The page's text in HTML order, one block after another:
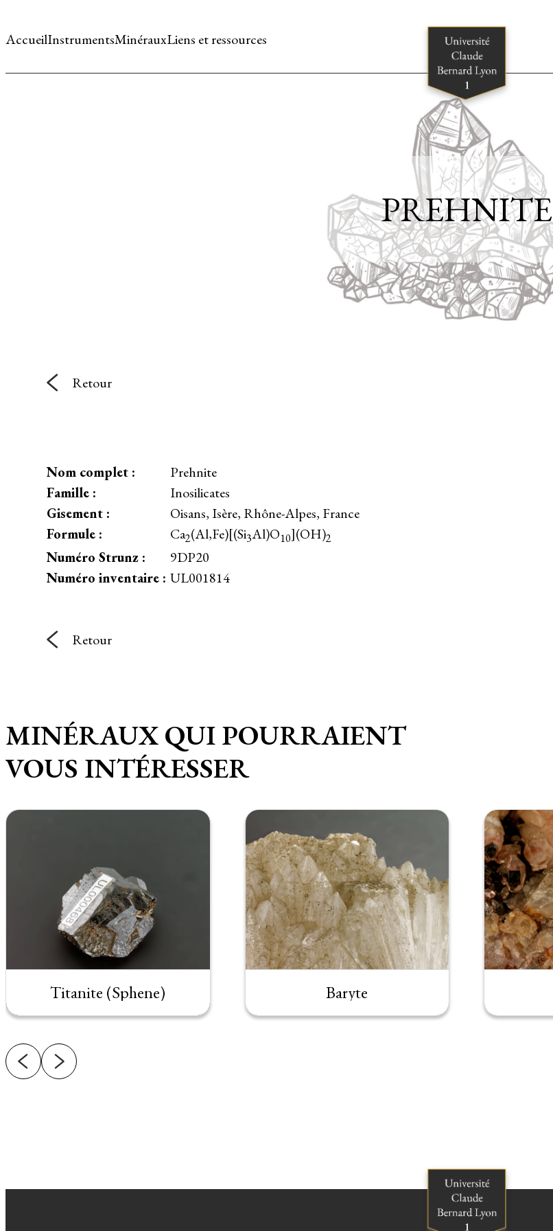
AccueilInstrumentsMinérauxLiens et ressources
PREHNITE
Retour
Nom complet :
Prehnite
Famille :
Inosilicates
Gisement :
Oisans, Isère, Rhône-Alpes, France
Formule :
Ca2(Al,Fe)[(Si3Al)O10](OH)2
Numéro Strunz :
9DP20
Numéro inventaire : UL001814
Retour
MINÉRAUX QUI POURRAIENT
VOUS INTÉRESSER
Titanite (Sphene) Baryte